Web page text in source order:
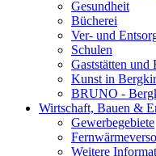
Gesundheit
Bücherei
Ver- und
Schulen
Gaststätten und
Kunst in
BRUNO -
Wirtschaft, Bauen &
Gewerbegebiete
Weitere